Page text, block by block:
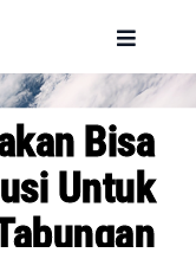
Toggle
Bisa
Untuk